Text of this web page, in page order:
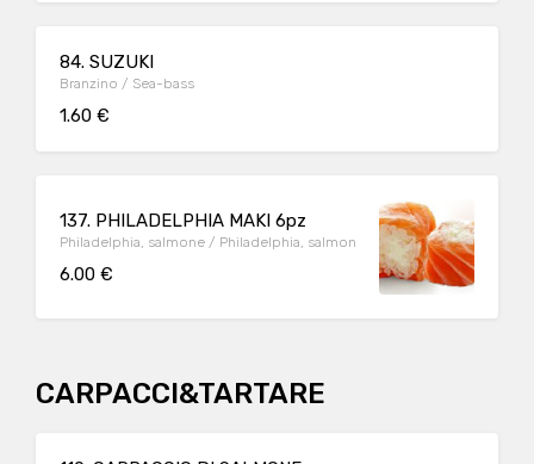
84. SUZUKI
Branzino / Sea-bass
1.60 €
137. PHILADELPHIA MAKI 6pz
Philadelphia, salmone / Philadelphia, salmon
6.00 €
CARPACCI&TARTARE